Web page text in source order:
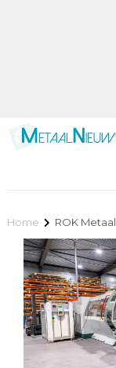
Home ROK Metaal